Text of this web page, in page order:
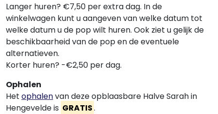
Langer huren? €7,50 per extra dag. In de
winkelwagen kunt u aangeven van welke datum tot
welke datum u de pop wilt huren. Ook ziet u gelijk de
beschikbaarheid van de pop en de eventuele
alternatieven.
Korter huren? -€2,50 per dag.
Ophalen
Het ophalenvan deze opblaasbare Halve Sarah in
Hengevelde is GRATIS.